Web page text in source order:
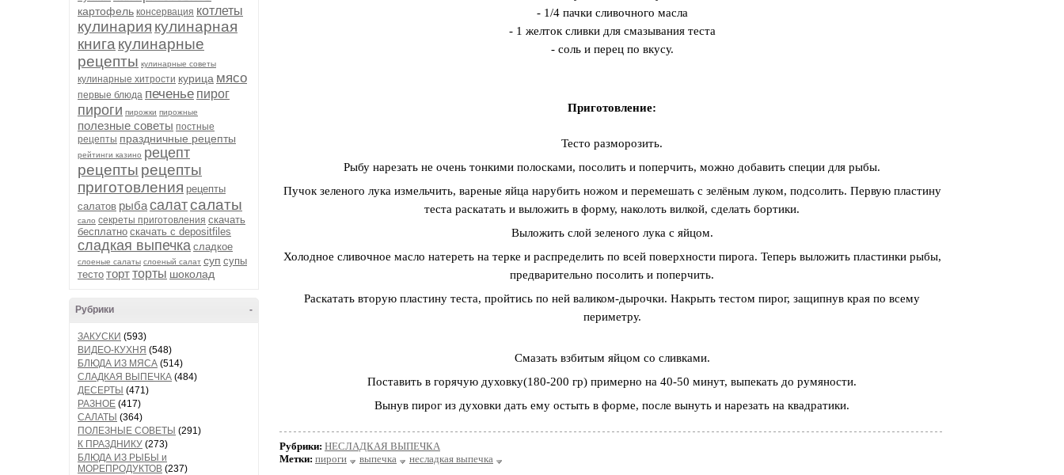
картофель консервация котлеты
кулинария кулинарная
книга кулинарные
рецепты кулинарные советы
кулинарные хитрости курица мясо
первые блюда печенье пирог
пироги пирожки пирожные
полезные советы постные
рецепты праздничные рецепты
рейтинги казино рецепт
рецепты рецепты
приготовления рецепты
салатов рыбасалатсалаты
сало секреты приготовления скачать
бесплатно скачать с depositfiles
сладкая выпечка сладкое
слоеные салаты слоеный салат суп супы
тесто тортторты шоколад
-
Рубрики
ЗАКУСКИ (593)
ВИДЕО-КУХНЯ (548)
БЛЮДА ИЗ МЯСА (514)
СЛАДКАЯ ВЫПЕЧКА (484)
ДЕСЕРТЫ (471)
РАЗНОЕ (417)
САЛАТЫ (364)
ПОЛЕЗНЫЕ СОВЕТЫ (291)
К ПРАЗДНИКУ (273)
БЛЮДА ИЗ РЫБЫ и
МОРЕПРОДУКТОВ (237)
- 1/4 пачки сливочного масла
- 1 желток сливки для смазывания теста
- соль и перец по вкусу.
Приготовление:
Тесто разморозить.
Рыбу нарезать не очень тонкими полосками, посолить и поперчить, можно добавить специи для рыбы.
Пучок зеленого лука измельчить, вареные яйца нарубить ножом и перемешать с зелёным луком, подсолить. Первую пластину
теста раскатать и выложить в форму, наколоть вилкой, сделать бортики.
Выложить слой зеленого лука с яйцом.
Холодное сливочное масло натереть на терке и распределить по всей поверхности пирога. Теперь выложить пластинки рыбы,
предварительно посолить и поперчить.
Раскатать вторую пластину теста, пройтись по ней валиком-дырочки. Накрыть тестом пирог, защипнув края по всему
периметру.
Смазать взбитым яйцом со сливками.
Поставить в горячую духовку(180-200 гр) примерно на 40-50 минут, выпекать до румяности.
Вынув пирог из духовки дать ему остыть в форме, после вынуть и нарезать на квадратики.
Рубрики: НЕСЛАДКАЯ ВЫПЕЧКА
Метки: пироги выпечка несладкая выпечка